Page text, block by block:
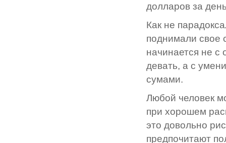
долларов за
Как не
поднимали свое
начинается не с
девать, а с
сумами.
Любой человек
при хорошем
это довольно
предпочитают